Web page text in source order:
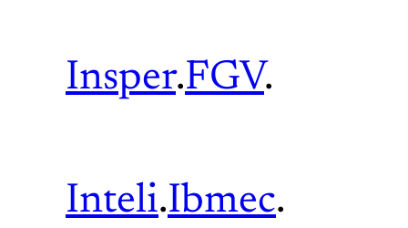
Insper.FGV.
Inteli.Ibmec.